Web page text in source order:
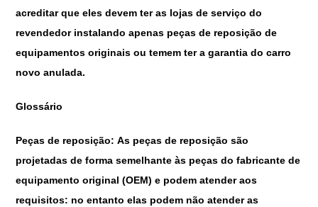
acreditar que eles devem ter as lojas de serviço do
revendedor instalando apenas peças de reposição de
equipamentos originais ou temem ter a garantia do carro
novo anulada.
Glossário
Peças de reposição: As peças de reposição são
projetadas de forma semelhante às peças do fabricante de
equipamento original (OEM) e podem atender aos
requisitos: no entanto elas podem não atender as